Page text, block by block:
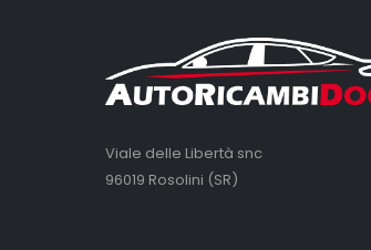
Viale delle Libertà snc
96019 Rosolini (SR)